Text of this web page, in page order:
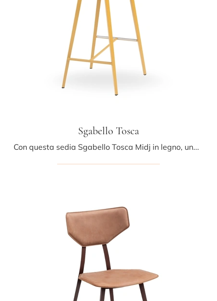
Sgabello Tosca
Con questa sedia Sgabello Tosca Midj in legno, una delle nostre sedute sgabelli moderne, potrai valorizzare i tuoi interni.